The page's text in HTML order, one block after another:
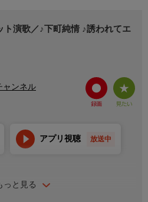
ト演歌／♪下町純情 ♪誘われてエ
ャンネル
っと見る
アプリ視聴 放送中